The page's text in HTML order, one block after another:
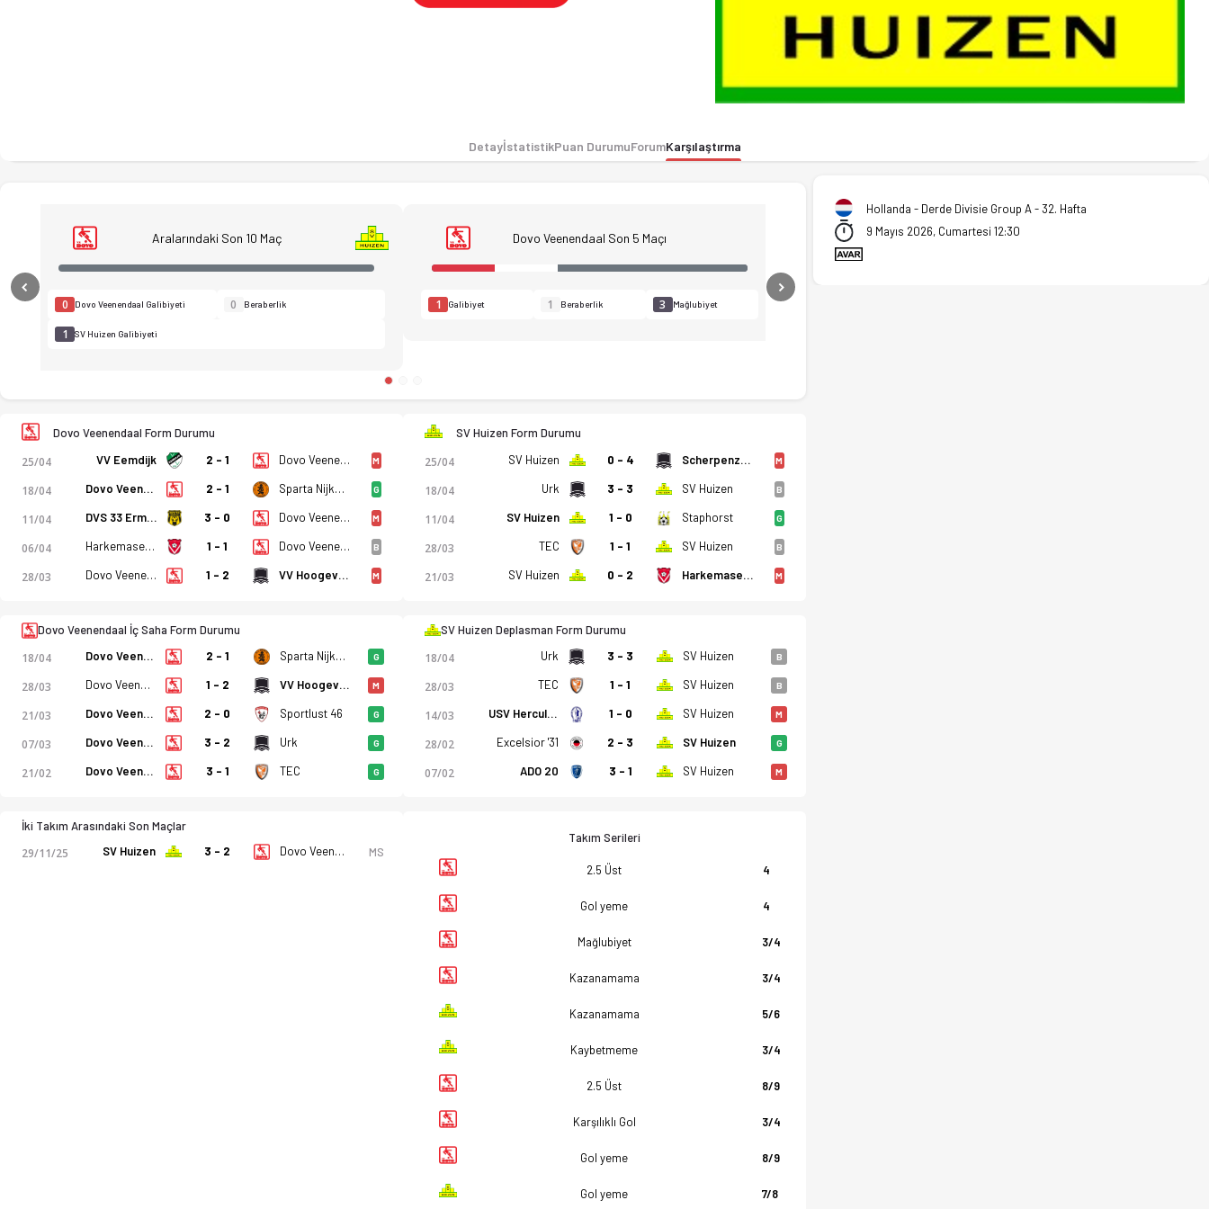
Dovo Veenendaal - SV Huizen 1-4 bitti. Gol anları, kadro, istatistikler, puan durumu ve iddaa oranları Ofsayt'ta. (09.05.2026)
DetayİstatistikPuan DurumuForumKarşılaştırma
Aralarındaki Son 10 Maç
0 Dovo Veenendaal Galibiyeti 0 Beraberlik
1 SV Huizen Galibiyeti
Dovo Veenendaal Son 5 Maçı
1 Galibiyet 1 Beraberlik 3 Mağlubiyet
Previous Next
Dovo Veenendaal Form Durumu
25/04 VV Eemdijk 2 - 1 Dovo Veenendaal M
18/04 Dovo Veenendaal 2 - 1 Sparta Nijkerk G
11/04 DVS 33 Ermelo 3 - 0 Dovo Veenendaal M
06/04 Harkemase Boys 1 - 1 Dovo Veenendaal B
28/03 Dovo Veenendaal 1 - 2 VV Hoogeveen M
SV Huizen Form Durumu
25/04 SV Huizen 0 - 4 Scherpenzeel M
18/04 Urk 3 - 3 SV Huizen B
11/04 SV Huizen 1 - 0 Staphorst G
28/03 TEC 1 - 1 SV Huizen B
21/03 SV Huizen 0 - 2 Harkemase Boys M
Dovo Veenendaal İç Saha Form Durumu
18/04 Dovo Veenendaal 2 - 1 Sparta Nijkerk G
28/03 Dovo Veenendaal 1 - 2 VV Hoogeveen M
21/03 Dovo Veenendaal 2 - 0 Sportlust 46 G
07/03 Dovo Veenendaal 3 - 2 Urk G
21/02 Dovo Veenendaal 3 - 1 TEC G
SV Huizen Deplasman Form Durumu
18/04 Urk 3 - 3 SV Huizen B
28/03 TEC 1 - 1 SV Huizen B
14/03 USV Hercules 1 - 0 SV Huizen M
28/02 Excelsior '31 2 - 3 SV Huizen G
07/02 ADO 20 3 - 1 SV Huizen M
İki Takım Arasındaki Son Maçlar
29/11/25 SV Huizen 3 - 2 Dovo Veenendaal MS
Takım Serileri
2.5 Üst 4
Gol yeme 4
Mağlubiyet 3/4
Kazanamama 3/4
Kazanamama 5/6
Kaybetmeme 3/4
2.5 Üst 8/9
Karşılıklı Gol 3/4
Gol yeme 8/9
Gol yeme 7/8
Hollanda - Derde Divisie Group A - 32. Hafta
9 Mayıs 2026, Cumartesi 12:30